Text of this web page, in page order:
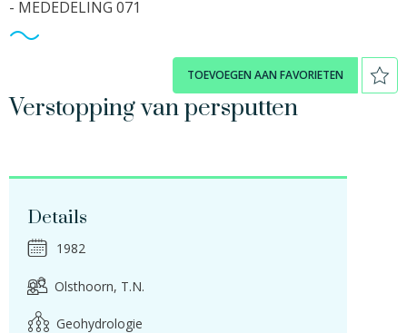
- MEDEDELING 071
TOEVOEGEN AAN FAVORIETEN
Verstopping van persputten
Details
1982
Olsthoorn, T.N.
Geohydrologie